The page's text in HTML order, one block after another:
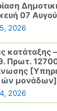
07
2026
κατάταξης
Πρωτ.
μονάδων]
2026